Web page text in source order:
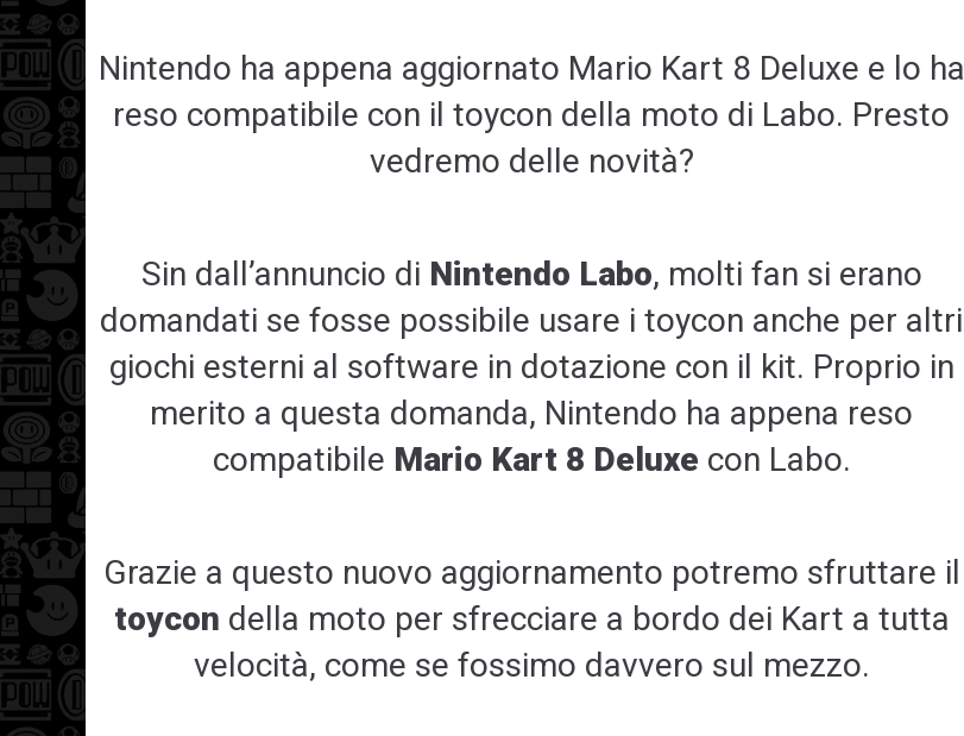
Nintendo ha appena aggiornato Mario Kart 8 Deluxe e lo ha
reso compatibile con il toycon della moto di Labo. Presto
vedremo delle novità?
Sin dall’annuncio di Nintendo Labo, molti fan si erano
domandati se fosse possibile usare i toycon anche per altri
giochi esterni al software in dotazione con il kit. Proprio in
merito a questa domanda, Nintendo ha appena reso
compatibile Mario Kart 8 Deluxe con Labo.
Grazie a questo nuovo aggiornamento potremo sfruttare il
toycon della moto per sfrecciare a bordo dei Kart a tutta
velocità, come se fossimo davvero sul mezzo.